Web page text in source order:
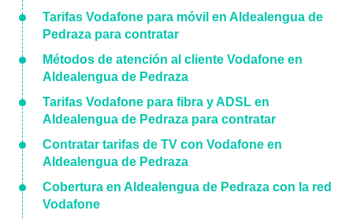
Tarifas Vodafone para móvil en Aldealengua de
Pedraza para contratar
Métodos de atención al cliente Vodafone en
Aldealengua de Pedraza
Tarifas Vodafone para fibra y ADSL en
Aldealengua de Pedraza para contratar
Contratar tarifas de TV con Vodafone en
Aldealengua de Pedraza
Cobertura en Aldealengua de Pedraza con la red
Vodafone